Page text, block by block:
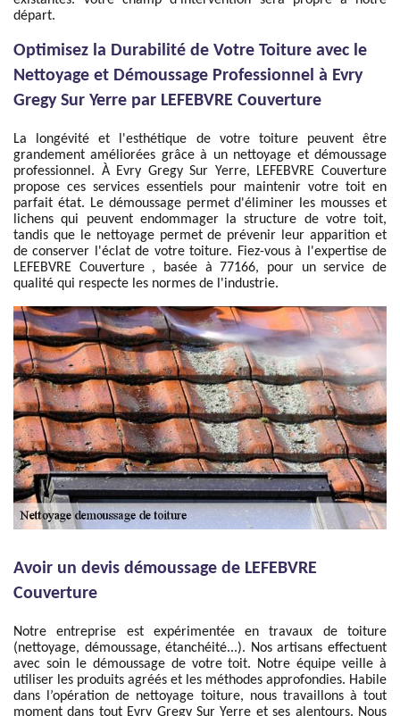
départ.
Optimisez la Durabilité de Votre Toiture avec le
Nettoyage et Démoussage Professionnel à Evry
Gregy Sur Yerre par LEFEBVRE Couverture
La longévité et l'esthétique de votre toiture peuvent être
grandement améliorées grâce à un nettoyage et démoussage
professionnel. À Evry Gregy Sur Yerre, LEFEBVRE Couverture
propose ces services essentiels pour maintenir votre toit en
parfait état. Le démoussage permet d'éliminer les mousses et
lichens qui peuvent endommager la structure de votre toit,
tandis que le nettoyage permet de prévenir leur apparition et
de conserver l'éclat de votre toiture. Fiez-vous à l'expertise de
LEFEBVRE Couverture , basée à 77166, pour un service de
qualité qui respecte les normes de l'industrie.
Avoir un devis démoussage de LEFEBVRE
Couverture
Notre entreprise est expérimentée en travaux de toiture
(nettoyage, démoussage, étanchéité...). Nos artisans effectuent
avec soin le démoussage de votre toit. Notre équipe veille à
utiliser les produits agréés et les méthodes approfondies. Habile
dans l’opération de nettoyage toiture, nous travaillons à tout
moment dans tout Evry Gregy Sur Yerre et ses alentours. Nous